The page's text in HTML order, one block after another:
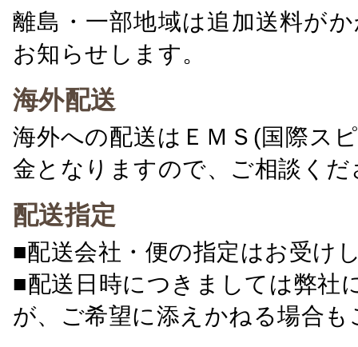
離島・一部地域は追加送料が
お知らせします。
海外配送
海外への配送はＥＭＳ(国際ス
金となりますので、ご相談くだ
配送指定
■配送会社・便の指定はお受け
■配送日時につきましては弊社
が、ご希望に添えかねる場合